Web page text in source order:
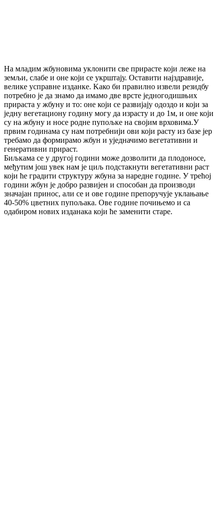
На младим жбуновима уклонити све прирасте који леже на
земљи, слабе и оне који се укрштају. Оставити најздравије,
велике усправне изданке. Kако би правилно извели резидбу
потребно је да знамо да имамо две врсте једногодишњих
прираста у жбуну и то: оне који се развијају одоздо и који за
једну вегетациону годину могу да израсту и до 1м, и оне који
су на жбуну и носе родне пупољке на својим врховима.У
првим годинама су нам потребнији ови који расту из базе јер
требамо да формирамо жбун и уједначимо вегетативни и
генеративни прираст.
Биљкама се у другој години може дозволити да плодоносе,
међутим још увек нам је циљ подстакнути вегетативни раст
који ће градити структуру жбуна за наредне године. У трећој
години жбун је добро развијен и способан да производи
значајан принос, али се и ове године препоручује уклањање
40-50% цветних пупољака. Ове године почињемо и са
одабиром нових изданака који ће заменити старе.